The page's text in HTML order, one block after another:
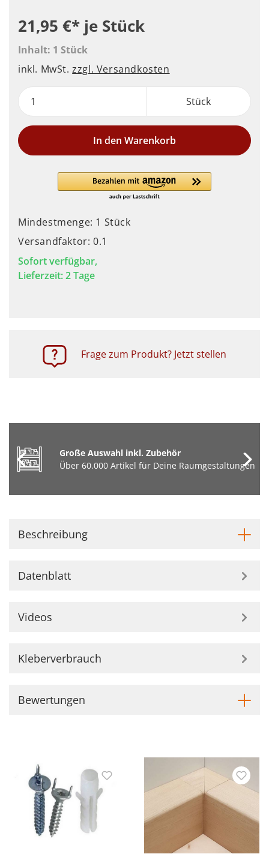
21,95 €* je Stück
Inhalt: 1 Stück
inkl. MwSt.zzgl. Versandkosten
Stück
In den Warenkorb
Mindestmenge: 1 Stück
Versandfaktor: 0.1
Sofort verfügbar,
Lieferzeit: 2 Tage
Frage zum Produkt? Jetzt stellen
Große Auswahl inkl. Zubehör
Über 60.000 Artikel für Deine Raumgestaltungen
Beschreibung
Datenblatt
Videos
Kleberverbrauch
Bewertungen